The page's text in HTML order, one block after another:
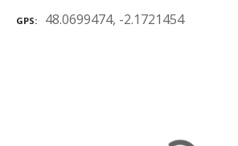
GPS 48.0699474, -2.1721454